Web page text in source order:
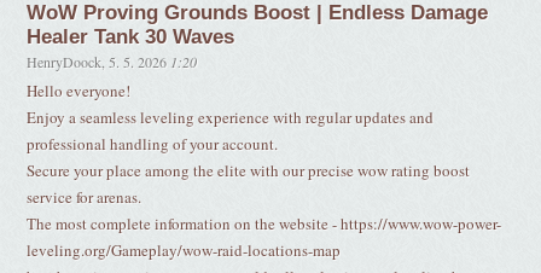
WoW Proving Grounds Boost | Endless Damage
Healer Tank 30 Waves
HenryDoock 5. 5. 2026 1:20
Hello everyone!
Enjoy a seamless leveling experience with regular updates and
professional handling of your account.
Secure your place among the elite with our precise wow rating boost
service for arenas.
The most complete information on the website - https://www.wow-power-
leveling.org/Gameplay/wow-raid-locations-map